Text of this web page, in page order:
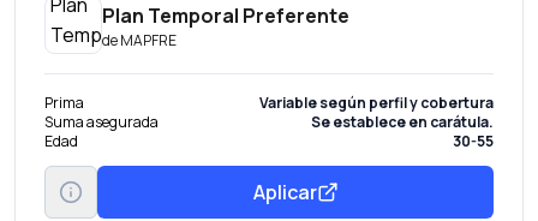
Plan Temporal Preferente
deMAPFRE
Prima
Variable según perfil y cobertura
Suma asegurada
Se establece en carátula.
Edad
30-55
Aplicar